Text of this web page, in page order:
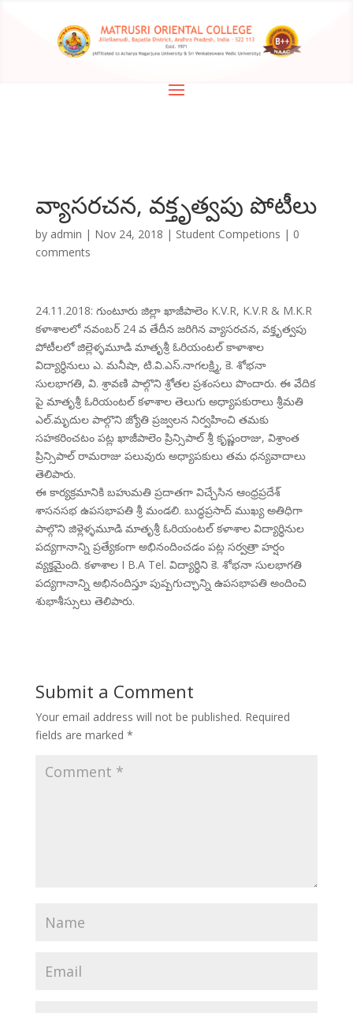
వ్యాసరచన, వక్తృత్వపు పోటీలు
by admin | Nov 24, 2018 | Student Competions | 0
comments
24.11.2018: గుంటూరు జిల్లా ఖాజీపాలెం K.V.R, K.V.R & M.K.R
కళాశాలలో నవంబర్ 24 వ తేదీన జరిగిన వ్యాసరచన, వక్తృత్వపు
పోటీలలో జిల్లెళ్ళమూడి మాతృశ్రీ ఓరియంటల్ కాళాశాల
విద్యార్ధినులు ఎ. మనీషా, టి.వి.ఎస్.నాగలక్ష్మి, కె. శోభనా
సులభాగతి, వి. శ్రావణి పాల్గొని శ్రోతల ప్రశంసలు పొందారు. ఈ వేదిక
పై మాతృశ్రీ ఓరియంటల్ కళాశాల తెలుగు అధ్యాపకురాలు శ్రీమతి
ఎల్.మృదుల పాల్గొని జ్యోతి ప్రజ్వలన నిర్వహించి తమకు
సహకరించటం పట్ల ఖాజీపాలెం ప్రిన్సిపాల్ శ్రీ కృష్ణంరాజు, విశ్రాంత
ప్రిన్సిపాల్ రామరాజు పలువురు అధ్యాపకులు తమ ధన్యవాదాలు
తెలిపారు.
ఈ కార్యక్రమానికి బహుమతి ప్రదాతగా విచ్చేసిన ఆంధ్రప్రదేశ్
శాసనసభ ఉపసభాపతి శ్రీ మండలి. బుద్ధప్రసాద్ ముఖ్య అతిధిగా
పాల్గొని జిళ్లెళ్ళమూడి మాతృశ్రీ ఓరియంటల్ కళాశాల విద్యార్ధినుల
పద్యగానాన్ని ప్రత్యేకంగా అభినందించడం పట్ల సర్వత్రా హర్షం
వ్యక్తమైంది. కళాశాల I B.A Tel. విద్యార్ధిని కె. శోభనా సులభాగతి
పద్యగానాన్ని అభినందిస్తూ పుష్పగుచ్ఛాన్ని ఉపసభాపతి అందించి
శుభాశీస్సులు తెలిపారు.
Submit a Comment
Your email address will not be published. Required
fields are marked *